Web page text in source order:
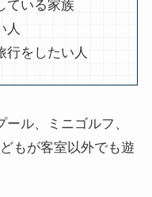
ている家族
人
行をしたい人
ル、ミニゴルフ、
もが客室以外でも遊